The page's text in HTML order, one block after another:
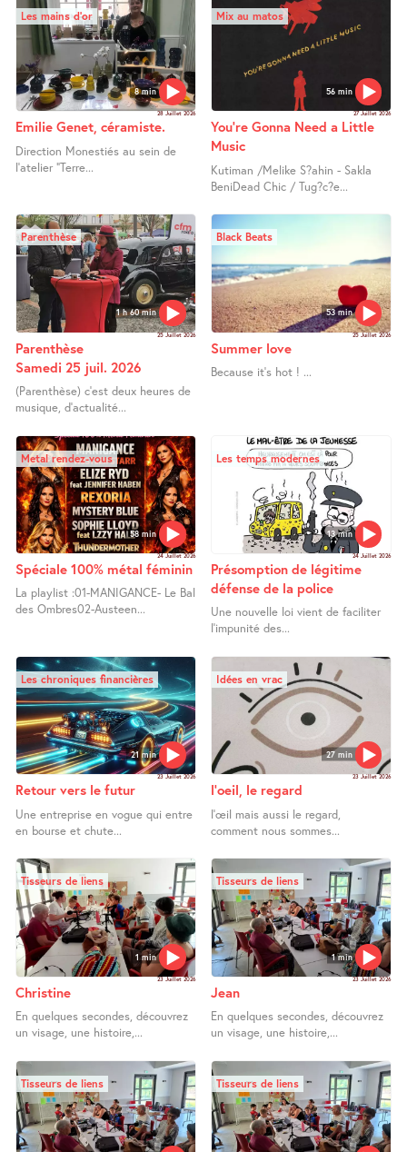
8 min
Les mains d’or
28 Juillet 2026
Emilie Genet, céramiste.
Direction Monestiés au sein de
l’atelier "Terre...
56 min
Mix au matos
27 Juillet 2026
You’re Gonna Need a Little
Music
Kutiman /Melike S?ahin - Sakla
BeniDead Chic / Tug?c?e...
1 h 60 min
Parenthèse
25 Juillet 2026
Parenthèse
Samedi 25 juil. 2026
(Parenthèse) c’est deux heures de
musique, d’actualité...
53 min
Black Beats
25 Juillet 2026
Summer love
Because it’s hot ! ...
58 min
Metal rendez-vous
24 Juillet 2026
Spéciale 100% métal féminin
La playlist :01-MANIGANCE- Le Bal
des Ombres02-Austeen...
13 min
Les temps modernes
24 Juillet 2026
Présomption de légitime
défense de la police
Une nouvelle loi vient de faciliter
l’impunité des...
21 min
Les chroniques financières
23 Juillet 2026
Retour vers le futur
Une entreprise en vogue qui entre
en bourse et chute...
27 min
Idées en vrac
23 Juillet 2026
l’oeil, le regard
l’œil mais aussi le regard,
comment nous sommes...
1 min
Tisseurs de liens
23 Juillet 2026
Christine
En quelques secondes, découvrez
un visage, une histoire,...
1 min
Tisseurs de liens
23 Juillet 2026
Jean
En quelques secondes, découvrez
un visage, une histoire,...
Tisseurs de liens Tisseurs de liens